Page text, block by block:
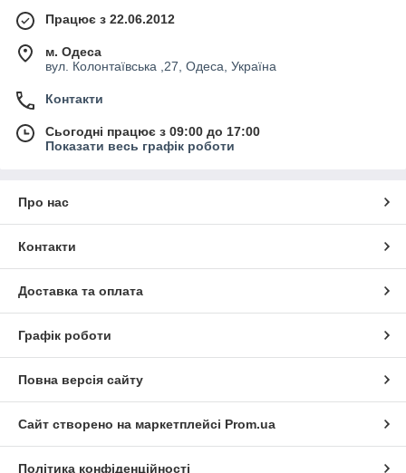
Працює з 22.06.2012
м. Одеса
вул. Колонтаївська ,27, Одеса, Україна
Контакти
Сьогодні працює з 09:00 до 17:00
Показати весь графік роботи
Про нас
Контакти
Доставка та оплата
Графік роботи
Повна версія сайту
Сайт створено на маркетплейсі Prom.ua
Політика конфіденційності